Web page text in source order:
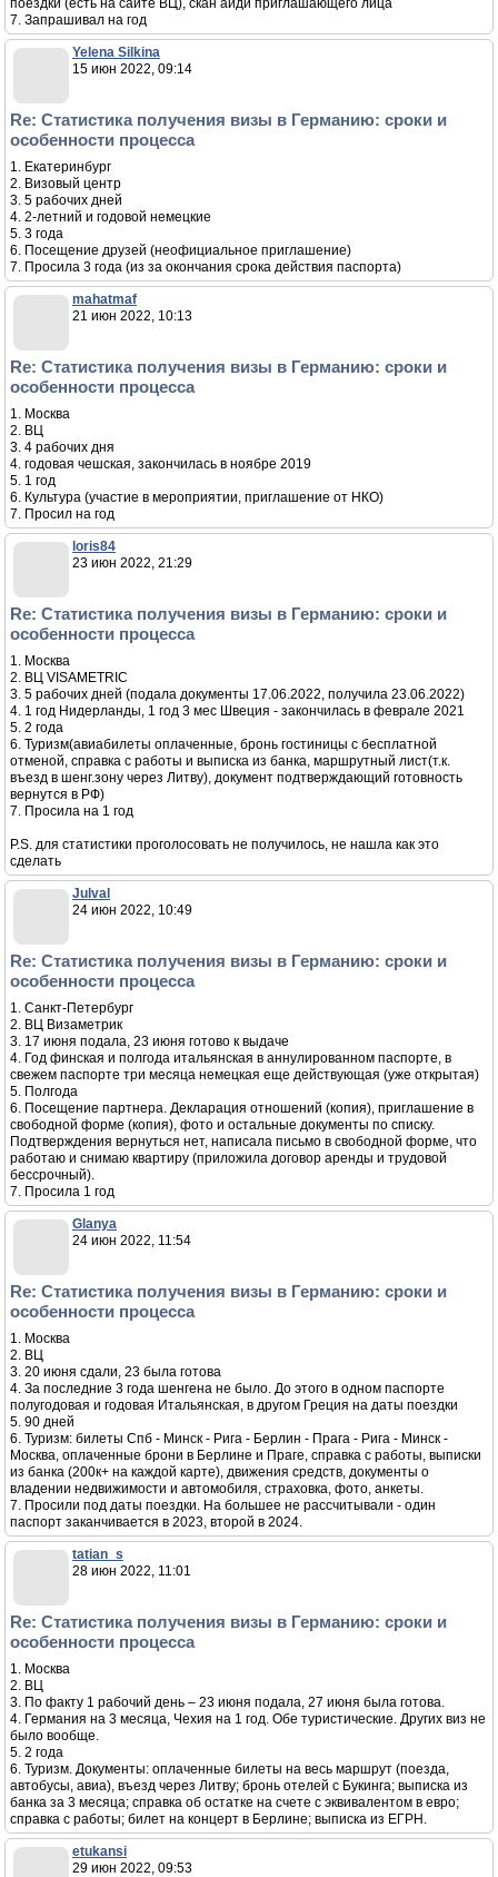
поездки (есть на сайте ВЦ), скан айди приглашающего лица
7. Запрашивал на год
Yelena Silkina
15 июн 2022, 09:14
Re: Статистика получения визы в Германию: сроки и
особенности процесса
1. Екатеринбург
2. Визовый центр
3. 5 рабочих дней
4. 2-летний и годовой немецкие
5. 3 года
6. Посещение друзей (неофициальное приглашение)
7. Просила 3 года (из за окончания срока действия паспорта)
mahatmaf
21 июн 2022, 10:13
Re: Статистика получения визы в Германию: сроки и
особенности процесса
1. Москва
2. ВЦ
3. 4 рабочих дня
4. годовая чешская, закончилась в ноябре 2019
5. 1 год
6. Культура (участие в мероприятии, приглашение от НКО)
7. Просил на год
loris84
23 июн 2022, 21:29
Re: Статистика получения визы в Германию: сроки и
особенности процесса
1. Москва
2. ВЦ VISAMETRIC
3. 5 рабочих дней (подала документы 17.06.2022, получила 23.06.2022)
4. 1 год Нидерланды, 1 год 3 мес Швеция - закончилась в феврале 2021
5. 2 года
6. Туризм(авиабилеты оплаченные, бронь гостиницы с бесплатной
отменой, справка с работы и выписка из банка, маршрутный лист(т.к.
въезд в шенг.зону через Литву), документ подтверждающий готовность
вернутся в РФ)
7. Просила на 1 год
P.S. для статистики проголосовать не получилось, не нашла как это
сделать
Julval
24 июн 2022, 10:49
Re: Статистика получения визы в Германию: сроки и
особенности процесса
1. Санкт-Петербург
2. ВЦ Визаметрик
3. 17 июня подала, 23 июня готово к выдаче
4. Год финская и полгода итальянская в аннулированном паспорте, в
свежем паспорте три месяца немецкая еще действующая (уже открытая)
5. Полгода
6. Посещение партнера. Декларация отношений (копия), приглашение в
свободной форме (копия), фото и остальные документы по списку.
Подтверждения вернуться нет, написала письмо в свободной форме, что
работаю и снимаю квартиру (приложила договор аренды и трудовой
бессрочный).
7. Просила 1 год
Glanya
24 июн 2022, 11:54
Re: Статистика получения визы в Германию: сроки и
особенности процесса
1. Москва
2. ВЦ
3. 20 июня сдали, 23 была готова
4. За последние 3 года шенгена не было. До этого в одном паспорте
полугодовая и годовая Итальянская, в другом Греция на даты поездки
5. 90 дней
6. Туризм: билеты Спб - Минск - Рига - Берлин - Прага - Рига - Минск -
Москва, оплаченные брони в Берлине и Праге, справка с работы, выписки
из банка (200к+ на каждой карте), движения средств, документы о
владении недвижимости и автомобиля, страховка, фото, анкеты.
7. Просили под даты поездки. На большее не рассчитывали - один
паспорт заканчивается в 2023, второй в 2024.
tatian_s
28 июн 2022, 11:01
Re: Статистика получения визы в Германию: сроки и
особенности процесса
1. Москва
2. ВЦ
3. По факту 1 рабочий день – 23 июня подала, 27 июня была готова.
4. Германия на 3 месяца, Чехия на 1 год. Обе туристические. Других виз не
было вообще.
5. 2 года
6. Туризм. Документы: оплаченные билеты на весь маршрут (поезда,
автобусы, авиа), въезд через Литву; бронь отелей с Букинга; выписка из
банка за 3 месяца; справка об остатке на счете с эквивалентом в евро;
справка с работы; билет на концерт в Берлине; выписка из ЕГРН.
etukansi
29 июн 2022, 09:53